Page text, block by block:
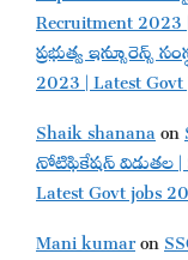
Recruitment 2023
ప్రభుత్వ ఇన్సూరెన్స్
2023 | Latest
Shaik shananaon
నోటిఫికేషన్ విడుతల |
Latest Govt jobs
Mani kumaron